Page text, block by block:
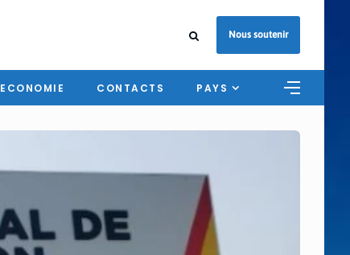
Nous soutenir
ECONOMIE CONTACTS PAYS